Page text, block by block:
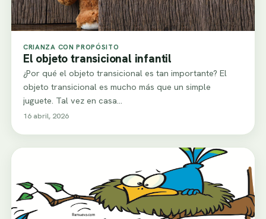
CRIANZA CON PROPÓSITO
El objeto transicional infantil
¿Por qué el objeto transicional es tan importante? El
objeto transicional es mucho más que un simple
juguete. Tal vez en casa…
16 abril, 2026